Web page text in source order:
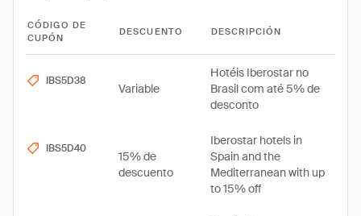
CÓDIGO DE
CUPÓN
DESCUENTO DESCRIPCIÓN
IBS5D38
Variable
Hotéis Iberostar no
Brasil com até 5% de
desconto
IBS5D40
15% de
descuento
Iberostar hotels in
Spain and the
Mediterranean with up
to 15% off